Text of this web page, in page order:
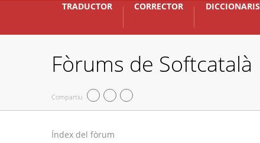
TRADUCTOR CORRECTOR DICCIONARIS
Fòrums de Softcatalà
Compartiu
Índex del fòrum